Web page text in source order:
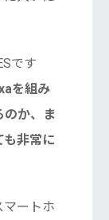
です
を組み
のか、ま
も非常に
マートホ